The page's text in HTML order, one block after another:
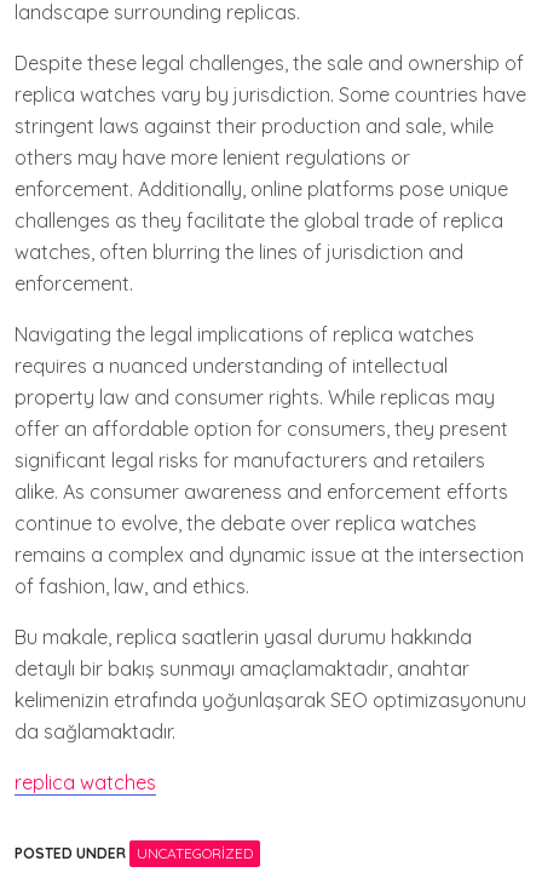
landscape surrounding replicas.
Despite these legal challenges, the sale and ownership of
replica watches vary by jurisdiction. Some countries have
stringent laws against their production and sale, while
others may have more lenient regulations or
enforcement. Additionally, online platforms pose unique
challenges as they facilitate the global trade of replica
watches, often blurring the lines of jurisdiction and
enforcement.
Navigating the legal implications of replica watches
requires a nuanced understanding of intellectual
property law and consumer rights. While replicas may
offer an affordable option for consumers, they present
significant legal risks for manufacturers and retailers
alike. As consumer awareness and enforcement efforts
continue to evolve, the debate over replica watches
remains a complex and dynamic issue at the intersection
of fashion, law, and ethics.
Bu makale, replica saatlerin yasal durumu hakkında
detaylı bir bakış sunmayı amaçlamaktadır, anahtar
kelimenizin etrafında yoğunlaşarak SEO optimizasyonunu
da sağlamaktadır.
replica watches
POSTED UNDER UNCATEGORIZED